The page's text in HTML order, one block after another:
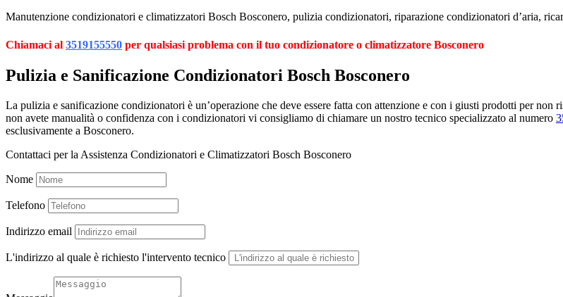
Manutenzione condizionatori e climatizzatori Bosch Bosconero, pulizia condizionatori, riparazione condizionatori d’aria,
Chiamaci al 3519155550 per qualsiasi problema con il tuo condizionatore o climatizzatore Bosconero
Pulizia e Sanificazione Condizionatori Bosch Bosconero
La pulizia e sanificazione condizionatori è un’operazione che deve essere fatta con attenzione e con i giusti prodotti per
non avete manualità o confidenza con i condizionatori vi consigliamo di chiamare un nostro tecnico specializzato al numero
esclusivamente a Bosconero.
Contattaci per la Assistenza Condizionatori e Climatizzatori Bosch Bosconero
Nome
Telefono
Indirizzo email
L'indirizzo al quale è richiesto l'intervento tecnico